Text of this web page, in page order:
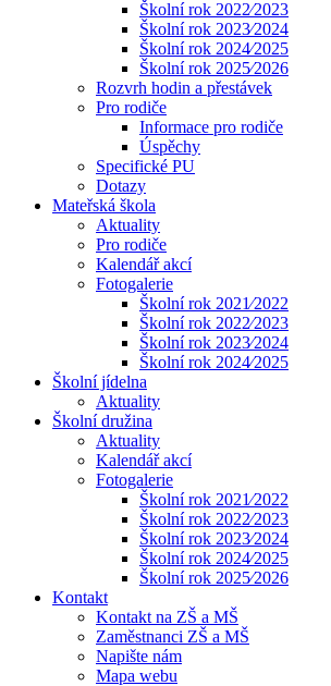
Školní rok 2022⁄2023
Školní rok 2023⁄2024
Školní rok 2024⁄2025
Školní rok 2025⁄2026
Rozvrh hodin a přestávek
Pro rodiče
Informace pro rodiče
Úspěchy
Specifické PU
Dotazy
Mateřská škola
Aktuality
Pro rodiče
Kalendář akcí
Fotogalerie
Školní rok 2021⁄2022
Školní rok 2022⁄2023
Školní rok 2023⁄2024
Školní rok 2024⁄2025
Školní jídelna
Aktuality
Školní družina
Aktuality
Kalendář akcí
Fotogalerie
Školní rok 2021⁄2022
Školní rok 2022⁄2023
Školní rok 2023⁄2024
Školní rok 2024⁄2025
Školní rok 2025⁄2026
Kontakt
Kontakt na ZŠ a MŠ
Zaměstnanci ZŠ a MŠ
Napište nám
Mapa webu